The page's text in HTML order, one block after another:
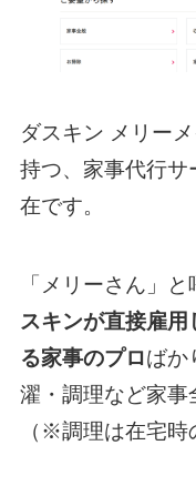
ダスキン メリー
持つ、家事代行サ
在です。
「メリーさん」
スキンが直接雇
る家事のプロばか
濯・調理など家事
（※調理は在宅時